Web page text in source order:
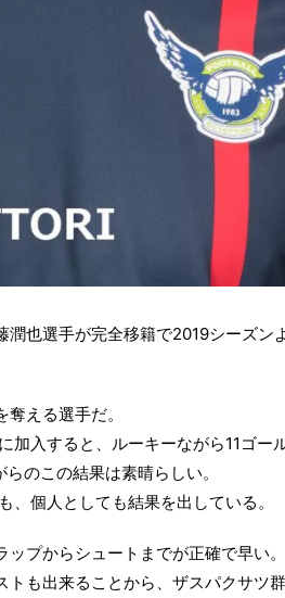
也選手が完全移籍で2019シーズン
える選手だ。
入すると、ルーキーながら11ゴー
のこの結果は素晴らしい。
個人としても結果を出している。
プからシュートまでが正確で早い。
も出来ることから、ザスパクサツ